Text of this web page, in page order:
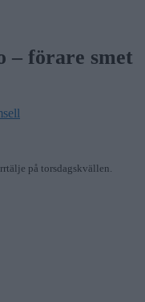
– förare smet
på torsdagskvällen.